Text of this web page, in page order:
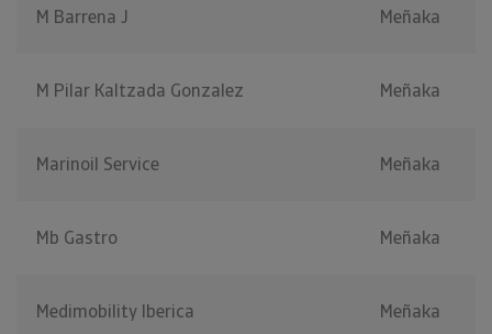
M Barrena J Meñaka
M Pilar Kaltzada Gonzalez Meñaka
Marinoil Service Meñaka
Mb Gastro Meñaka
Medimobility Iberica Meñaka